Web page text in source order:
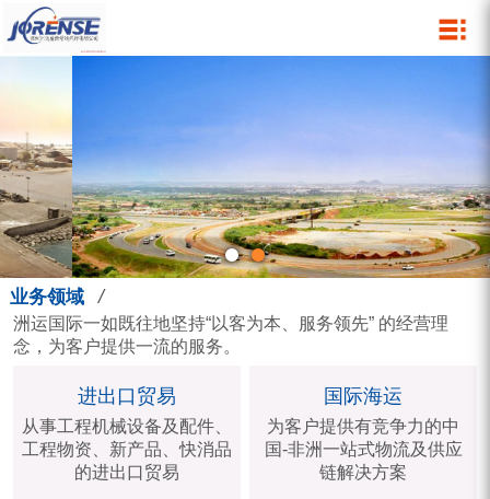
资质荣誉
组织机构
国际空运
物流仓储
特种柜运输
报关报检
国际快递
集团影像
营销活动
人才招聘
业务领域 /
洲运国际一如既往地坚持“以客为本、服务领先” 的经营理
念，为客户提供一流的服务。
进出口贸易
从事工程机械设备及配件、
工程物资、新产品、快消品
的进出口贸易
国际海运
为客户提供有竞争力的中
国-非洲一站式物流及供应
链解决方案